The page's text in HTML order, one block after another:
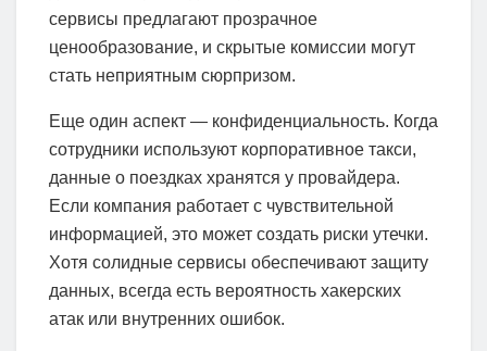
сервисы предлагают прозрачное
ценообразование, и скрытые комиссии могут
стать неприятным сюрпризом.
Еще один аспект — конфиденциальность. Когда
сотрудники используют корпоративное такси,
данные о поездках хранятся у провайдера.
Если компания работает с чувствительной
информацией, это может создать риски утечки.
Хотя солидные сервисы обеспечивают защиту
данных, всегда есть вероятность хакерских
атак или внутренних ошибок.